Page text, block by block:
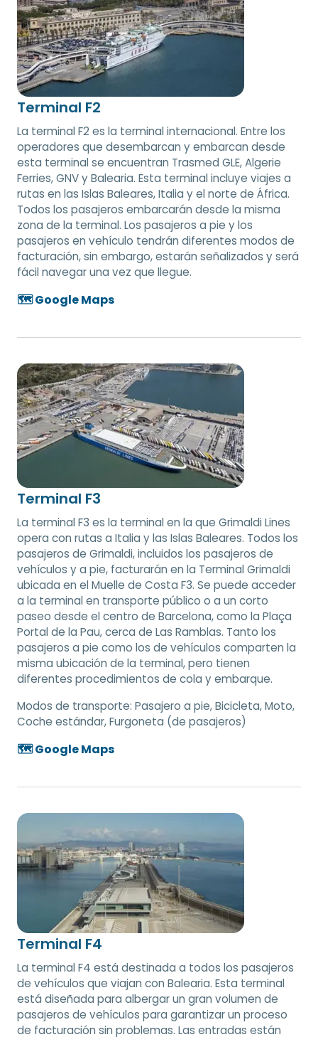
Terminal F2
La terminal F2 es la terminal internacional. Entre los
operadores que desembarcan y embarcan desde
esta terminal se encuentran Trasmed GLE, Algerie
Ferries, GNV y Balearia. Esta terminal incluye viajes a
rutas en las Islas Baleares, Italia y el norte de África.
Todos los pasajeros embarcarán desde la misma
zona de la terminal. Los pasajeros a pie y los
pasajeros en vehículo tendrán diferentes modos de
facturación, sin embargo, estarán señalizados y será
fácil navegar una vez que llegue.
🗺️ Google Maps
Terminal F3
La terminal F3 es la terminal en la que Grimaldi Lines
opera con rutas a Italia y las Islas Baleares. Todos los
pasajeros de Grimaldi, incluidos los pasajeros de
vehículos y a pie, facturarán en la Terminal Grimaldi
ubicada en el Muelle de Costa F3. Se puede acceder
a la terminal en transporte público o a un corto
paseo desde el centro de Barcelona, como la Plaça
Portal de la Pau, cerca de Las Ramblas. Tanto los
pasajeros a pie como los de vehículos comparten la
misma ubicación de la terminal, pero tienen
diferentes procedimientos de cola y embarque.
Modos de transporte: Pasajero a pie, Bicicleta, Moto,
Coche estándar, Furgoneta (de pasajeros)
🗺️ Google Maps
Terminal F4
La terminal F4 está destinada a todos los pasajeros
de vehículos que viajan con Balearia. Esta terminal
está diseñada para albergar un gran volumen de
pasajeros de vehículos para garantizar un proceso
de facturación sin problemas. Las entradas están